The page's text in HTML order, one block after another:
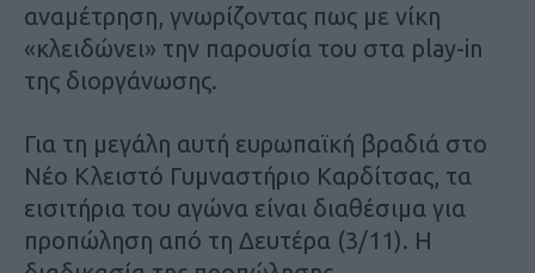
αναμέτρηση, γνωρίζοντας πως με νίκη
«κλειδώνει» την παρουσία του στα play-in
της διοργάνωσης.
Για τη μεγάλη αυτή ευρωπαϊκή βραδιά στο
Νέο Κλειστό Γυμναστήριο Καρδίτσας, τα
εισιτήρια του αγώνα είναι διαθέσιμα για
προπώληση από τη Δευτέρα (3/11). Η